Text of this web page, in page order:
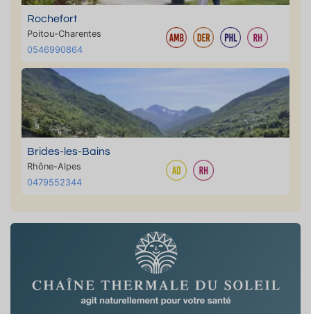
Rochefort
Poitou-Charentes
0546990864
Brides-les-Bains
Rhône-Alpes
0479552344